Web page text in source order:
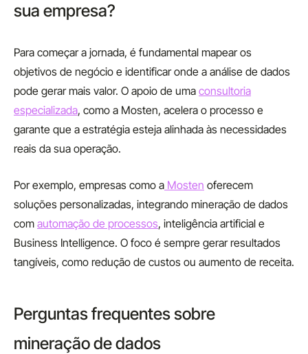
sua empresa?
Para começar a jornada, é fundamental mapear os
objetivos de negócio e identificar onde a análise de dados
pode gerar mais valor. O apoio de uma consultoria
especializada, como a Mosten, acelera o processo e
garante que a estratégia esteja alinhada às necessidades
reais da sua operação.
Por exemplo, empresas como a Mosten oferecem
soluções personalizadas, integrando mineração de dados
com automação de processos, inteligência artificial e
Business Intelligence. O foco é sempre gerar resultados
tangíveis, como redução de custos ou aumento de receita.
Perguntas frequentes sobre
mineração de dados